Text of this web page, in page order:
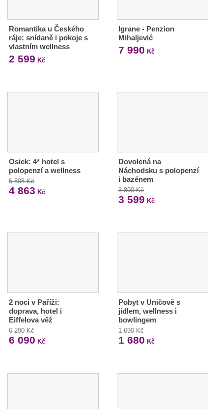
Romantika u Českého
ráje: snídaně i pokoje s
vlastním wellness
2 599 Kč
Igrane - Penzion
Mihaljević
7 990 Kč
Osiek: 4* hotel s
polopenzí a wellness
6 808 Kč
4 863 Kč
Dovolená na
Náchodsku s polopenzí
i bazénem
3 800 Kč
3 599 Kč
2 noci v Paříži:
doprava, hotel i
Eiffelova věž
6 290 Kč
6 090 Kč
Pobyt v Uničově s
jídlem, wellness i
bowlingem
1 690 Kč
1 680 Kč